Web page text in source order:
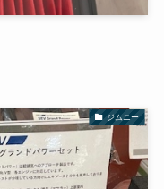
ジムニー